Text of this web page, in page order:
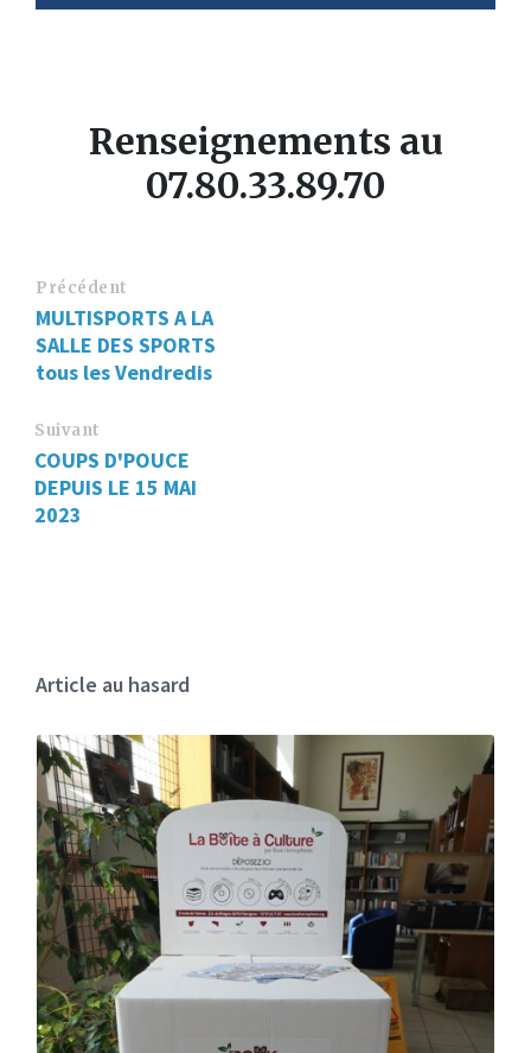
Renseignements au
07.80.33.89.70
Précédent
MULTISPORTS A LA
SALLE DES SPORTS
tous les Vendredis
Suivant
COUPS D'POUCE
DEPUIS LE 15 MAI
2023
Article au hasard